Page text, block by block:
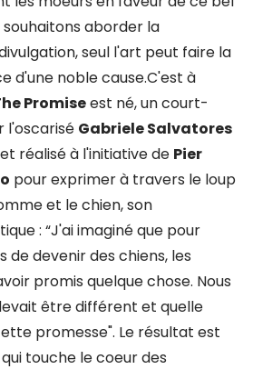
souhaitons aborder la
seul l'art peut faire la
d'une noble cause.C'est à
Promiseest né, un court-
l'oscarisé Gabriele Salvatores
et réalisé à l'initiative de Pier
pour exprimer à travers le loup
et le chien, son
: “J'ai imaginé que pour
de devenir des chiens, les
promis quelque chose. Nous
être différent et quelle
promesse". Le résultat est
touche le coeur des